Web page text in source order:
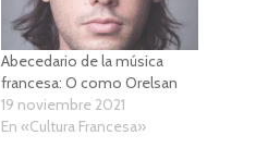
Abecedario de la música
francesa: O como Orelsan
19 noviembre 2021
En «Cultura Francesa»